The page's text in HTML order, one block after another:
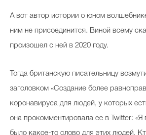
А вот автор истории о юном
ним не присоединится. Виной всему
произошел с ней в 2020 году.
Тогда британскую писательницу
заголовком «Создание более
коронавируса для людей, у которых
она прокомментировала ее в Twitter: «Я
было какое-то слово для этих людей.